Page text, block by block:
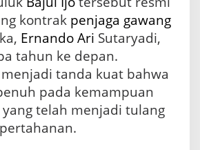
n
t
r
k
E
r
a
n
kontrak penjaga gawang
Ernando Ari Sutaryadi,
tahun ke depan.
tanda kuat bahwa
pada kemampuan
telah menjadi tulang